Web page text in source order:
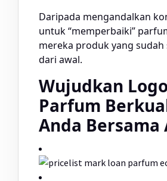
Daripada mengandalkan
untuk “memperbaiki”
mereka produk yang
dari awal.
Wujudkan Logo
Parfum
Anda Bersama